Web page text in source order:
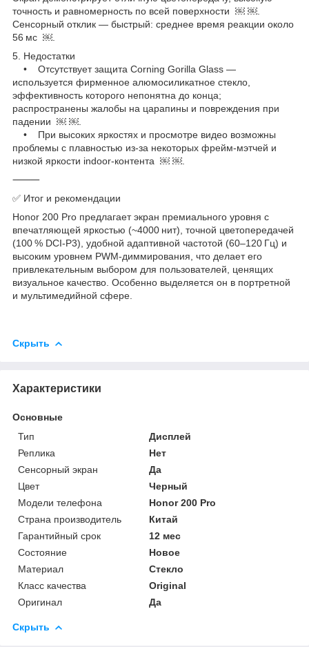
точность и равномерность по всей поверхности ￼ ￼.
Сенсорный отклик — быстрый: среднее время реакции около
56 мс ￼.
5. Недостатки
• Отсутствует защита Corning Gorilla Glass —
используется фирменное алюмосиликатное стекло,
эффективность которого непонятна до конца;
распространены жалобы на царапины и повреждения при
падении ￼ ￼.
• При высоких яркостях и просмотре видео возможны
проблемы с плавностью из‑за некоторых фрейм‑мэтчей и
низкой яркости indoor‑контента ￼ ￼.
⸻
✅ Итог и рекомендации
Honor 200 Pro предлагает экран премиального уровня с
впечатляющей яркостью (~4000 нит), точной цветопередачей
(100 % DCI‑P3), удобной адаптивной частотой (60–120 Гц) и
высоким уровнем PWM‑диммирования, что делает его
привлекательным выбором для пользователей, ценящих
визуальное качество. Особенно выделяется он в портретной
и мультимедийной сфере.
Скрыть
Характеристики
Основные
Тип
Дисплей
Реплика
Нет
Сенсорный экран
Да
Цвет
Черный
Модели телефона
Honor 200 Pro
Страна производитель
Китай
Гарантийный срок
12 мес
Состояние
Новое
Материал
Стекло
Класс качества
Original
Оригинал
Да
Скрыть